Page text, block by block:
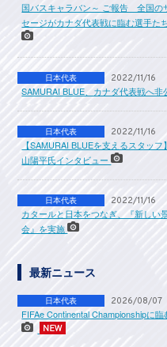
国バスキャラバン～ ご報告 全国の
セージがカナダ代表戦に臨む選手た
日本代表 2022/11/16
SAMURAI BLUE、カナダ代表戦へ
日本代表 2022/11/16
【SAMURAI BLUEを支えるスタッ
山陽平氏インタビュー
日本代表 2022/11/16
カタールと日本をつなぎ、『新しい
会』を実施
最新ニュース
日本代表 2026/08/07
FIFAe Continental Championshipに